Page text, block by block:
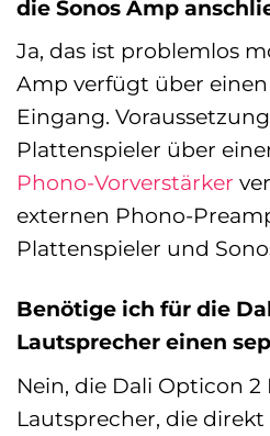
die Sonos Amp
Ja, das ist problemlos
Amp verfügt über
Eingang.
Plattenspieler über
Phono-Vorverstärker
externen Phono-
Plattenspieler und
Benötige ich für die
Lautsprecher einen
Nein, die Dali Opticon 2
Lautsprecher, die direkt